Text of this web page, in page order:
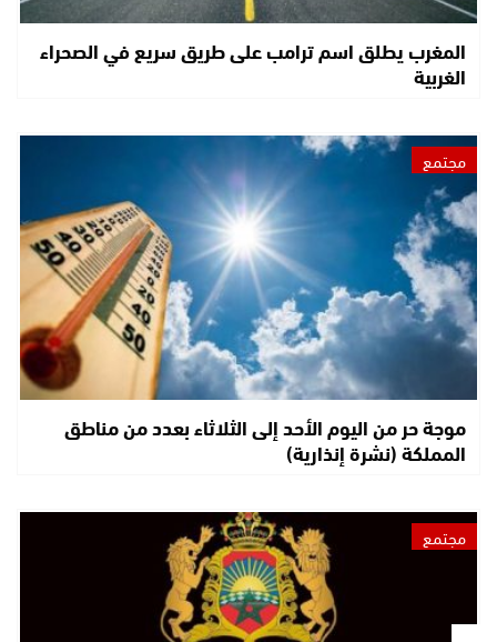
المغرب يطلق اسم ترامب على طريق سريع في الصحراء
الغربية
مجتمع
موجة حر من اليوم الأحد إلى الثلاثاء بعدد من مناطق
المملكة (نشرة إنذارية)
مجتمع